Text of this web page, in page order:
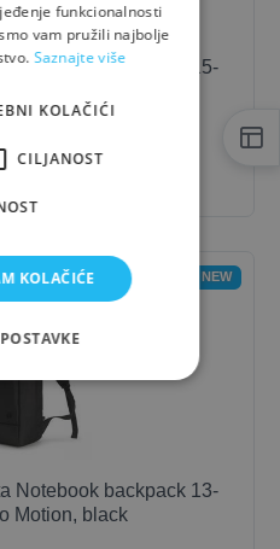
Notebook backpack 15-
€
NEW
Notebook backpack 13-
Motion, black
funkcionalnosti
vam pružili najbolje
Saznajte više
KOLAČIĆI
CILJANOST
KOLAČIĆE